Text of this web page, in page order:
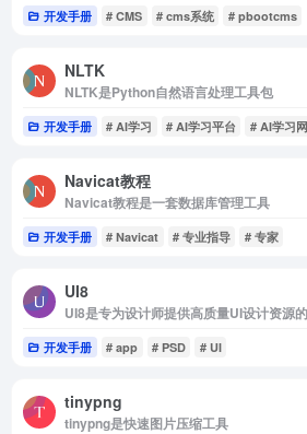
开发手册 # CMS # cms系统 # pbootcms
NLTK
NLTK是Python自然语言处理工具包
开发手册 # AI学习 # AI学习平台 # AI学习
Navicat教程
Navicat教程是一套数据库管理工具
开发手册 # Navicat # 专业指导 # 专家
UI8
UI8是专为设计师提供高质量UI设计资源
开发手册 # app # PSD # UI
tinypng
tinypng是快速图片压缩工具